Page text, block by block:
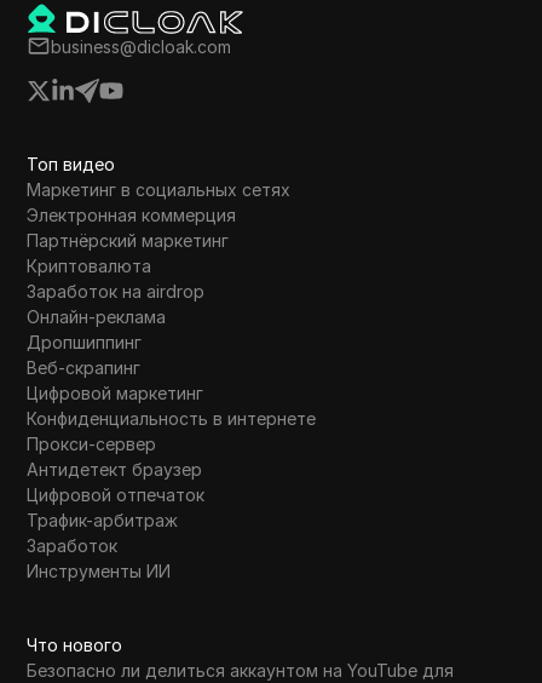
business@dicloak.com
Топ видео
Маркетинг в социальных сетях
Электронная коммерция
Партнёрский маркетинг
Криптовалюта
Заработок на airdrop
Онлайн-реклама
Дропшиппинг
Веб-скрапинг
Цифровой маркетинг
Конфиденциальность в интернете
Прокси-сервер
Антидетект браузер
Цифровой отпечаток
Трафик-арбитраж
Заработок
Инструменты ИИ
Что нового
Безопасно ли делиться аккаунтом на YouTube для